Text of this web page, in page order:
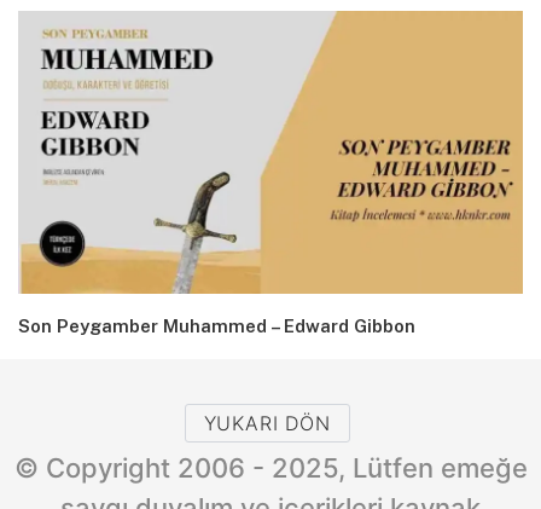
Son Peygamber Muhammed – Edward Gibbon
YUKARI DÖN
© Copyright 2006 - 2025, Lütfen emeğe